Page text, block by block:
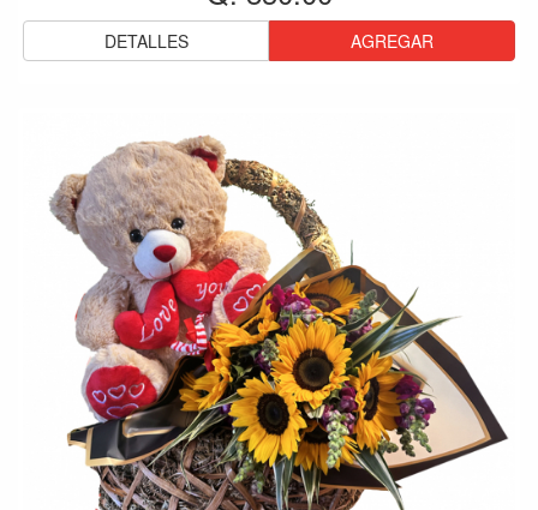
DETALLES AGREGAR